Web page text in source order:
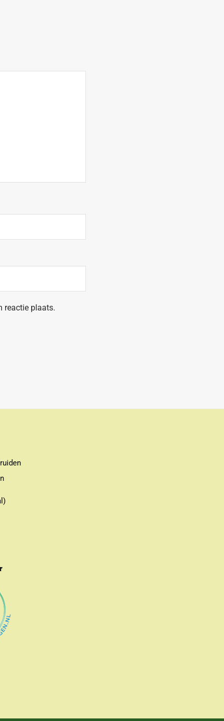
reactie plaats.